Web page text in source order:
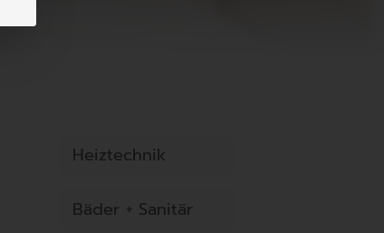
Heiztechnik
Bäder + Sanitär